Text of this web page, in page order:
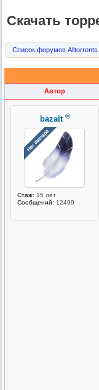
Скачать
Список форумов
Автор
bazalt ®
Стаж: 15 лет
Сообщений: 12499